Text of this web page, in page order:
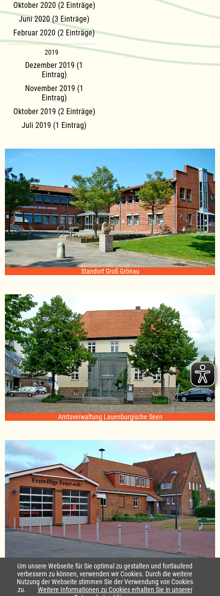
Oktober 2020 (2 Einträge)
Juni 2020 (3 Einträge)
Februar 2020 (2 Einträge)
2019
Dezember 2019 (1
Eintrag)
November 2019 (1
Eintrag)
Oktober 2019 (2 Einträge)
Juli 2019 (1 Eintrag)
Standort Groß Grönau
Amtsverwaltung Lauenburgische Seen
Standort Sterley
Startseite|Kontakt
Um unsere Webseite für Sie optimal zu gestalten und fortlaufend
verbessern zu können, verwenden wir Cookies. Durch die weitere
Nutzung der Webseite stimmen Sie der Verwendung von Cookies
zu.
Weitere Informationen zu Cookies erhalten Sie in unserer